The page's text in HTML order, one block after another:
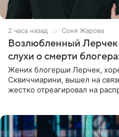
2 часа назад Соня Жарова
Возлюбленный Лерчек
слухи о смерти
Жених блогерши Лерчек,
Сквиччиарини, вышел на
жестко отреагировал на